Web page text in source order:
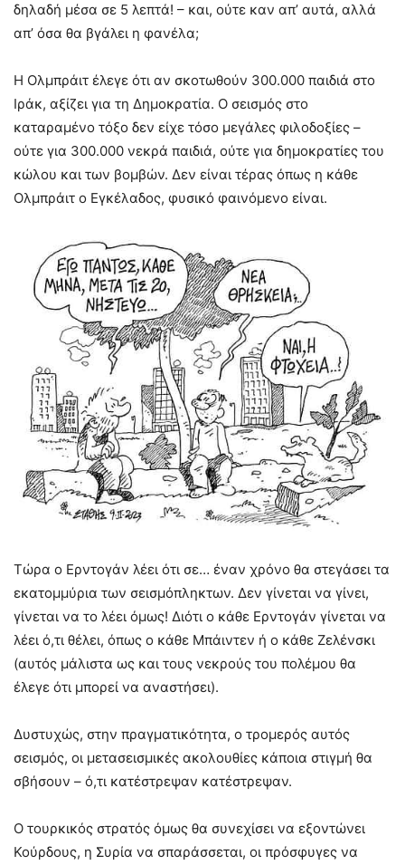
δηλαδή μέσα σε 5 λεπτά! – και, ούτε καν απ’ αυτά, αλλά
απ’ όσα θα βγάλει η φανέλα;
Η Ολμπράιτ έλεγε ότι αν σκοτωθούν 300.000 παιδιά στο
Ιράκ, αξίζει για τη Δημοκρατία. Ο σεισμός στο
καταραμένο τόξο δεν είχε τόσο μεγάλες φιλοδοξίες –
ούτε για 300.000 νεκρά παιδιά, ούτε για δημοκρατίες του
κώλου και των βομβών. Δεν είναι τέρας όπως η κάθε
Ολμπράιτ ο Εγκέλαδος, φυσικό φαινόμενο είναι.
Τώρα ο Ερντογάν λέει ότι σε… έναν χρόνο θα στεγάσει τα
εκατομμύρια των σεισμόπληκτων. Δεν γίνεται να γίνει,
γίνεται να το λέει όμως! Διότι ο κάθε Ερντογάν γίνεται να
λέει ό,τι θέλει, όπως ο κάθε Μπάιντεν ή ο κάθε Ζελένσκι
(αυτός μάλιστα ως και τους νεκρούς του πολέμου θα
έλεγε ότι μπορεί να αναστήσει).
Δυστυχώς, στην πραγματικότητα, ο τρομερός αυτός
σεισμός, οι μετασεισμικές ακολουθίες κάποια στιγμή θα
σβήσουν – ό,τι κατέστρεψαν κατέστρεψαν.
Ο τουρκικός στρατός όμως θα συνεχίσει να εξοντώνει
Κούρδους, η Συρία να σπαράσσεται, οι πρόσφυγες να